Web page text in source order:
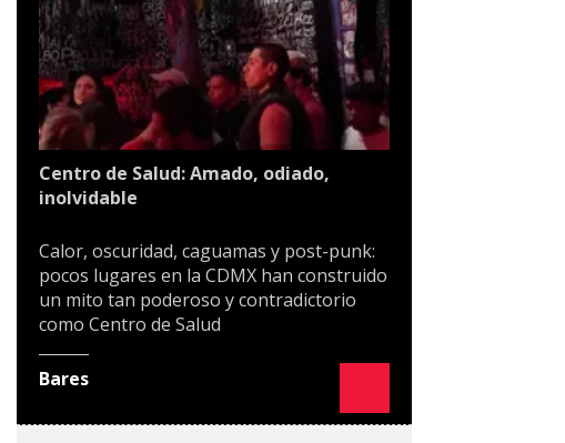
Centro de Salud: Amado, odiado,
inolvidable
Calor, oscuridad, caguamas y post-punk:
pocos lugares en la CDMX han construido
un mito tan poderoso y contradictorio
como Centro de Salud
Bares